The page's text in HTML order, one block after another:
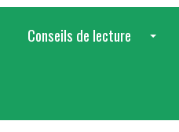
Conseils de lecture